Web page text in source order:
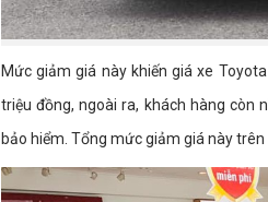
Mức giảm giá này khiến giá xe
triệu đồng, ngoài ra, khách hàng còn
bảo hiểm. Tổng mức giảm giá này trên